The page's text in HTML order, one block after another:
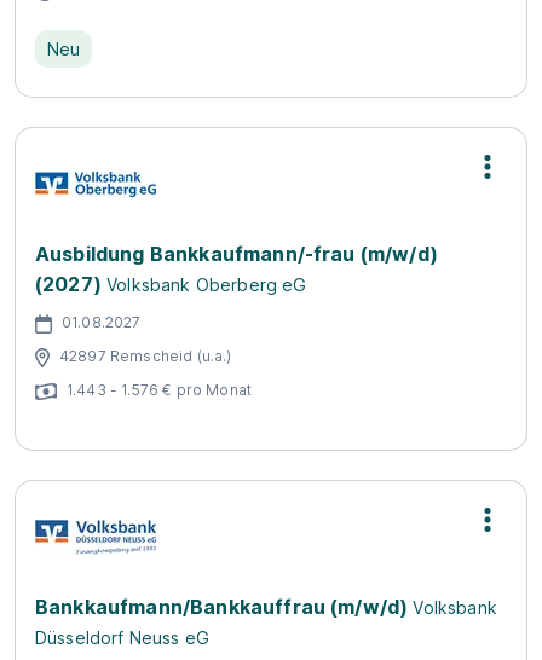
Neu
Ausbildung Bankkaufmann/-frau (m/w/d)
(2027) Volksbank Oberberg eG
01.08.2027
42897 Remscheid (u.a.)
1.443 - 1.576 € pro Monat
Bankkaufmann/Bankkauffrau (m/w/d) Volksbank
Düsseldorf Neuss eG